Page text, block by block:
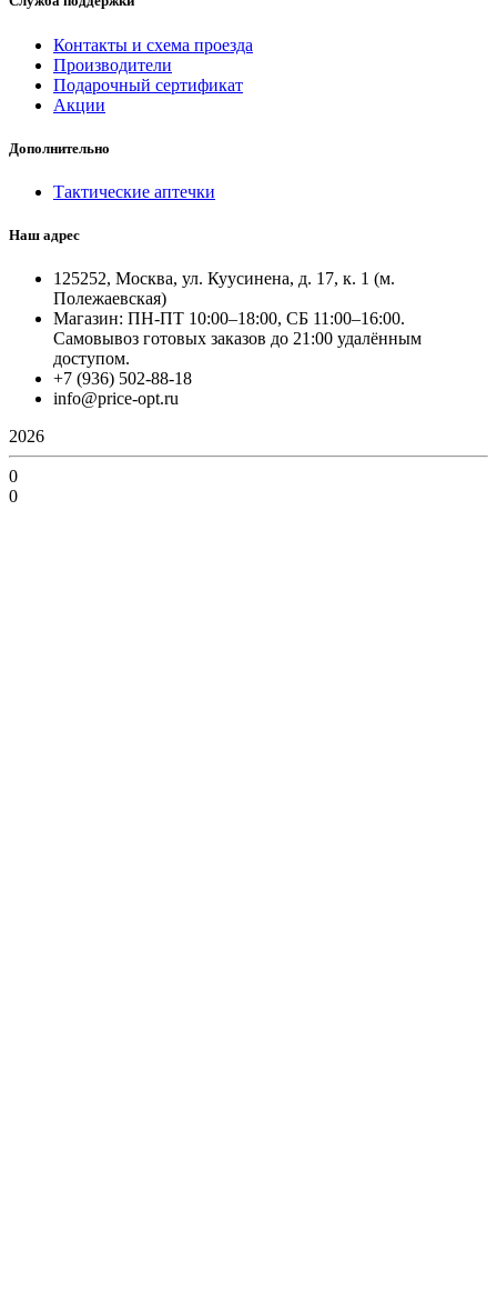
Контакты и схема проезда
Производители
Подарочный сертификат
Акции
Дополнительно
Тактические аптечки
Наш адрес
125252, Москва, ул. Куусинена, д. 17, к. 1 (м.
Полежаевская)
Магазин: ПН-ПТ 10:00–18:00, СБ 11:00–16:00.
Самовывоз готовых заказов до 21:00 удалённым
доступом.
+7 (936) 502-88-18
info@price-opt.ru
2026
0
0